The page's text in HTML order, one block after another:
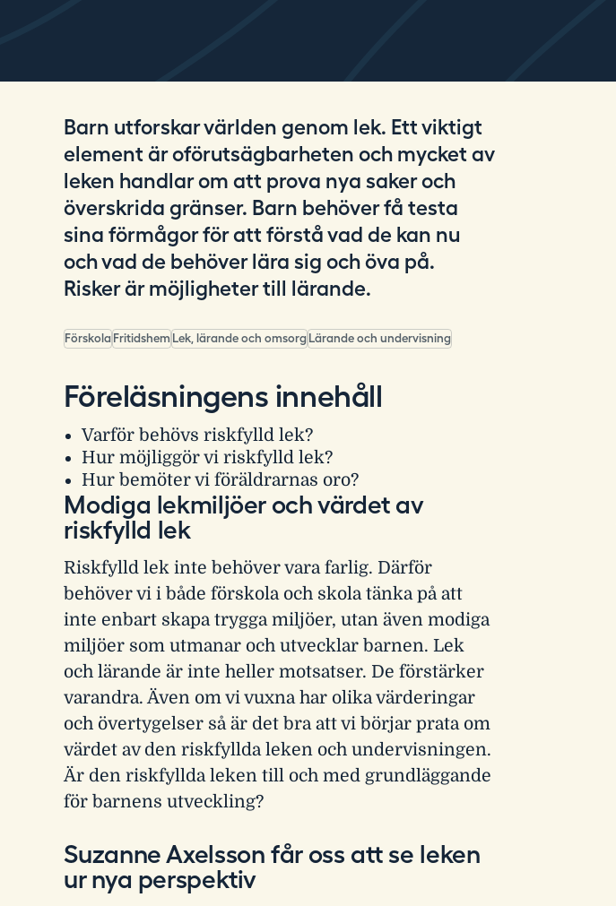
s
Barn utforskar världen genom lek. Ett viktigt
element är oförutsägbarheten och mycket av
leken handlar om att prova nya saker och
överskrida gränser. Barn behöver få testa
sina förmågor för att förstå vad de kan nu
och vad de behöver lära sig och öva på.
Risker är möjligheter till lärande.
Förskola Fritidshem Lek, lärande och omsorg Lärande och undervisning
Föreläsningens innehåll
Varför behövs riskfylld lek?
Hur möjliggör vi riskfylld lek?
Hur bemöter vi föräldrarnas oro?
Modiga lekmiljöer och värdet av
riskfylld lek
Riskfylld lek inte behöver vara farlig. Därför
behöver vi i både förskola och skola tänka på att
inte enbart skapa trygga miljöer, utan även modiga
miljöer som utmanar och utvecklar barnen. Lek
och lärande är inte heller motsatser. De förstärker
varandra. Även om vi vuxna har olika värderingar
och övertygelser så är det bra att vi börjar prata om
värdet av den riskfyllda leken och undervisningen.
Är den riskfyllda leken till och med grundläggande
för barnens utveckling?
Suzanne Axelsson får oss att se leken
ur nya perspektiv